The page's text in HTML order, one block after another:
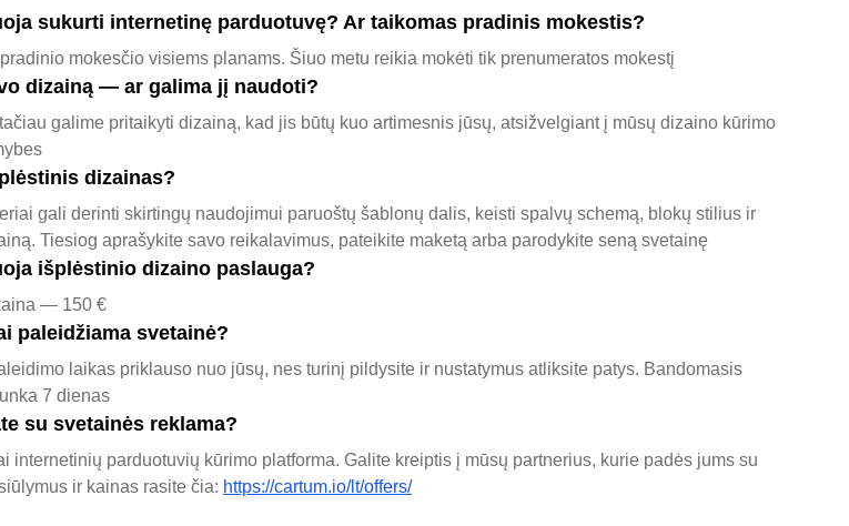
sukurti internetinę parduotuvę? Ar taikomas pradinis mokestis?
mokesčio visiems planams. Šiuo metu reikia mokėti tik prenumeratos mokestį
dizainą — ar galima jį naudoti?
galime pritaikyti dizainą, kad jis būtų kuo artimesnis jūsų, atsižvelgiant į mūsų dizaino kūrimo
dizainas?
gali derinti skirtingų naudojimui paruoštų šablonų dalis, keisti spalvų schemą, blokų stilius ir
Tiesiog aprašykite savo reikalavimus, pateikite maketą arba parodykite seną svetainę
išplėstinio dizaino paslauga?
— 150 €
paleidžiama svetainė?
laikas priklauso nuo jūsų, nes turinį pildysite ir nustatymus atliksite patys. Bandomasis
7 dienas
su svetainės reklama?
internetinių parduotuvių kūrimo platforma. Galite kreiptis į mūsų partnerius, kurie padės jums su
ir kainas rasite čia: https://cartum.io/lt/offers/